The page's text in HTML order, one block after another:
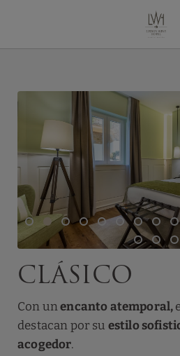
Clásico
Con unencanto atemporal,
destacan por su estilo
acogedor.